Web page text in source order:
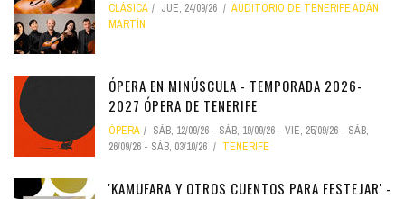
CLÁSICA JUE, 24/09/26
AUDITORIO DE TENERIFE ADÁN
MARTÍN
ÓPERA EN MINÚSCULA - TEMPORADA 2026-
2027 ÓPERA DE TENERIFE
ÓPERA SÁB, 12/09/26 - SÁB, 19/09/26 - VIE, 25/09/26 - SÁB,
26/09/26 - SÁB, 03/10/26 TENERIFE
'KAMUFARA Y OTROS CUENTOS PARA FESTEJAR' -